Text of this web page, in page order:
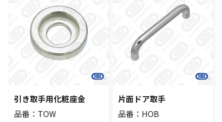
引き取手用化粧座金
品番：TOW
片面ドア取手
品番：HOB